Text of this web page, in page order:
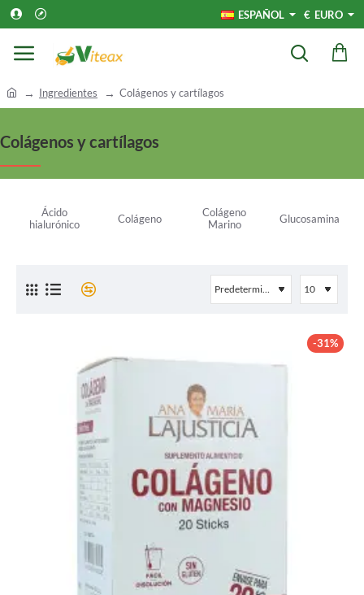
ESPAÑOL € EURO
o
e
Ingredientes Colágenos y cartílagos
Colágenos y cartílagos
Ácido
hialurónico
Colágeno
Colágeno
Marino
Glucosamina
-31%